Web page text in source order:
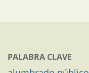
PALABRA CLAVE